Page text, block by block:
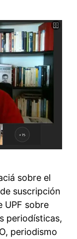
sobre el
suscripción
UPF sobre
periodísticas,
periodismo